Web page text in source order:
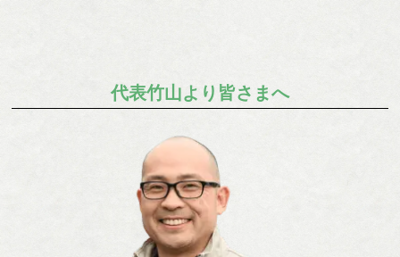
代表竹山より皆さまへ